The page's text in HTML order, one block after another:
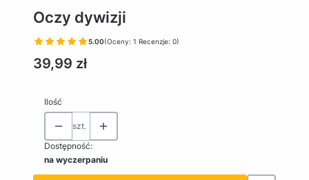
Oczy dywizji
5.00(Oceny: 1 Recenzje: 0)
Cena
39,99 zł
Ilość
szt.
Dostępność:
na wyczerpaniu